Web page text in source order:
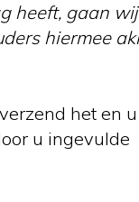
heeft, gaan
hiermee
het en u
u ingevulde